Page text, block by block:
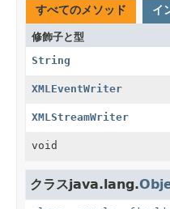
すべてのメソッド イ
修飾子と型
String
XMLEventWriter
XMLStreamWriter
void
クラスjava.lang.